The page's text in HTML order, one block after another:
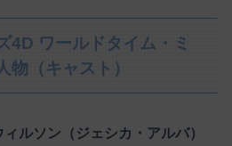
4D ワールドタイム・ミ
物（キャスト）
ルソン（ジェシカ・アルバ）